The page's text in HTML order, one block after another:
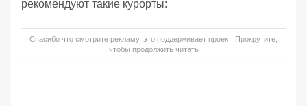
рекомендуют такие курорты:
Спасибо что смотрите рекламу, это поддерживает проект. Прокрутите,
чтобы продолжить читать